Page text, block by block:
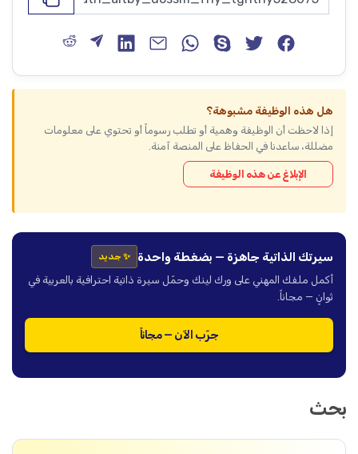
هل هذه الوظيفة مشبوهة؟
إذا لاحظت أن الوظيفة وهمية أو تطلب رسوماً أو تحتوي على معلومات
مضللة، ساعدنا في الحفاظ على المنصة آمنة.
الإبلاغ عن هذه الوظيفة
سيرتك الذاتية جاهزة — بضغطة واحدة ✨ جديد
أكمل ملفك المهني على ورك لينك وحمّل سيرة ذاتية احترافية بالعربية في
ثوانٍ — مجاناً.
جرّب الآن — مجاناً
بحث